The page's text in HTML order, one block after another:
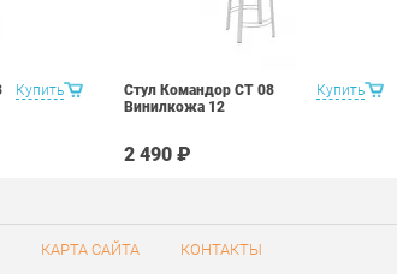
Купить Купить
Стул Командор СТ 08
Винилкожа 12
2 490 ₽
КАРТА САЙТА КОНТАКТЫ